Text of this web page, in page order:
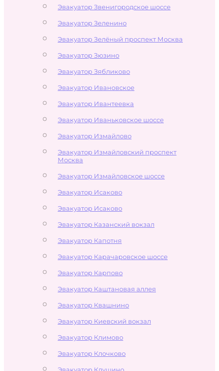
Эвакуатор Звенигородское шоссе
Эвакуатор Зеленино
Эвакуатор Зелёный проспект Москва
Эвакуатор Зюзино
Эвакуатор Зябликово
Эвакуатор Ивановское
Эвакуатор Ивантеевка
Эвакуатор Иваньковское шоссе
Эвакуатор Измайлово
Эвакуатор Измайловский проспект
Москва
Эвакуатор Измайловское шоссе
Эвакуатор Исаково
Эвакуатор Исаково
Эвакуатор Казанский вокзал
Эвакуатор Капотня
Эвакуатор Карачаровское шоссе
Эвакуатор Карпово
Эвакуатор Каштановая аллея
Эвакуатор Квашнино
Эвакуатор Киевский вокзал
Эвакуатор Климово
Эвакуатор Клочково